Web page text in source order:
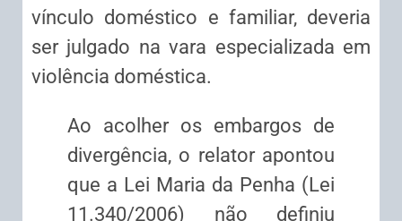
vínculo doméstico e familiar, deveria
ser julgado na vara especializada em
violência doméstica.
Ao acolher os embargos de
divergência, o relator apontou
que a Lei Maria da Penha (Lei
11.340/2006) não definiu